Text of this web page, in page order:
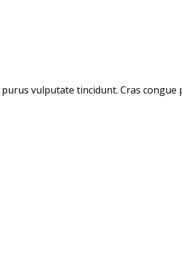
vulputate tincidunt. Cras congue